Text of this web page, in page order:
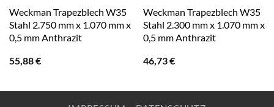
Weckman Trapezblech W35
Stahl 2.750 mm x 1.070 mm x
0,5 mm Anthrazit
55,88€
Weckman Trapezblech W35
Stahl 2.300 mm x 1.070 mm x
0,5 mm Anthrazit
46,73€